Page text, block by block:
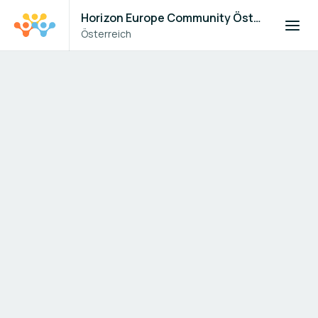
Horizon Europe Community Österreich
Österreich